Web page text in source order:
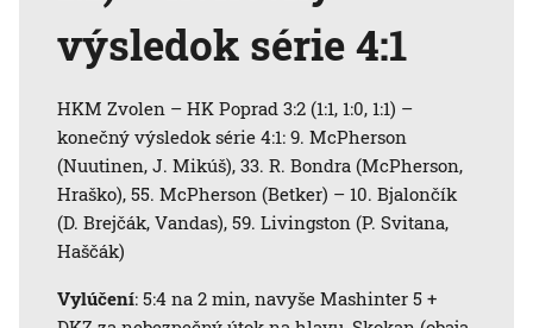
výsledok série 4:1
HKM Zvolen – HK Poprad 3:2 (1:1, 1:0, 1:1) –
konečný výsledok série 4:1: 9. McPherson
(Nuutinen, J. Mikúš), 33. R. Bondra (McPherson,
Hraško), 55. McPherson (Betker) – 10. Bjalončík
(D. Brejčák, Vandas), 59. Livingston (P. Svitana,
Haščák)
Vylúčení: 5:4 na 2 min, navyše Mashinter 5 +